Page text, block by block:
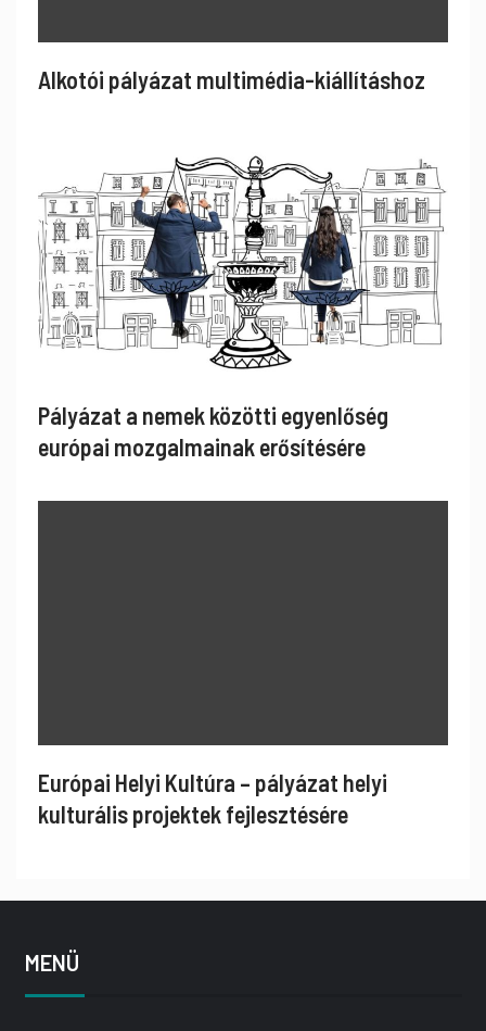
Alkotói pályázat multimédia-kiállításhoz
Pályázat a nemek közötti egyenlőség
európai mozgalmainak erősítésére
Európai Helyi Kultúra – pályázat helyi
kulturális projektek fejlesztésére
MENÜ